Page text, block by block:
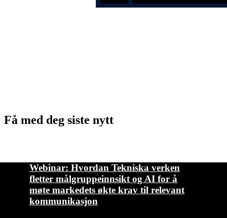
Få med deg siste nytt
Webinar: Hvordan Tekniska verken
fletter målgruppeinnsikt og AI for å
møte markedets økte krav til relevant
kommunikasjon